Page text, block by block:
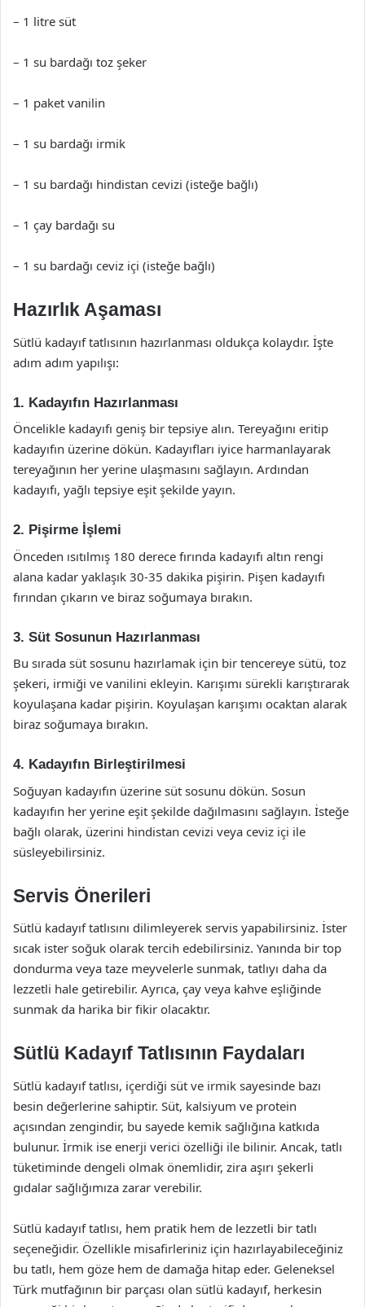
– 1 litre süt
– 1 su bardağı toz şeker
– 1 paket vanilin
– 1 su bardağı irmik
– 1 su bardağı hindistan cevizi (isteğe bağlı)
– 1 çay bardağı su
– 1 su bardağı ceviz içi (isteğe bağlı)
Hazırlık Aşaması
Sütlü kadayıf tatlısının hazırlanması oldukça kolaydır. İşte
adım adım yapılışı:
1. Kadayıfın Hazırlanması
Öncelikle kadayıfı geniş bir tepsiye alın. Tereyağını eritip
kadayıfın üzerine dökün. Kadayıfları iyice harmanlayarak
tereyağının her yerine ulaşmasını sağlayın. Ardından
kadayıfı, yağlı tepsiye eşit şekilde yayın.
2. Pişirme İşlemi
Önceden ısıtılmış 180 derece fırında kadayıfı altın rengi
alana kadar yaklaşık 30-35 dakika pişirin. Pişen kadayıfı
fırından çıkarın ve biraz soğumaya bırakın.
3. Süt Sosunun Hazırlanması
Bu sırada süt sosunu hazırlamak için bir tencereye sütü, toz
şekeri, irmiği ve vanilini ekleyin. Karışımı sürekli karıştırarak
koyulaşana kadar pişirin. Koyulaşan karışımı ocaktan alarak
biraz soğumaya bırakın.
4. Kadayıfın Birleştirilmesi
Soğuyan kadayıfın üzerine süt sosunu dökün. Sosun
kadayıfın her yerine eşit şekilde dağılmasını sağlayın. İsteğe
bağlı olarak, üzerini hindistan cevizi veya ceviz içi ile
süsleyebilirsiniz.
Servis Önerileri
Sütlü kadayıf tatlısını dilimleyerek servis yapabilirsiniz. İster
sıcak ister soğuk olarak tercih edebilirsiniz. Yanında bir top
dondurma veya taze meyvelerle sunmak, tatlıyı daha da
lezzetli hale getirebilir. Ayrıca, çay veya kahve eşliğinde
sunmak da harika bir fikir olacaktır.
Sütlü Kadayıf Tatlısının Faydaları
Sütlü kadayıf tatlısı, içerdiği süt ve irmik sayesinde bazı
besin değerlerine sahiptir. Süt, kalsiyum ve protein
açısından zengindir, bu sayede kemik sağlığına katkıda
bulunur. İrmik ise enerji verici özelliği ile bilinir. Ancak, tatlı
tüketiminde dengeli olmak önemlidir, zira aşırı şekerli
gıdalar sağlığımıza zarar verebilir.
Sütlü kadayıf tatlısı, hem pratik hem de lezzetli bir tatlı
seçeneğidir. Özellikle misafirleriniz için hazırlayabileceğiniz
bu tatlı, hem göze hem de damağa hitap eder. Geleneksel
Türk mutfağının bir parçası olan sütlü kadayıf, herkesin